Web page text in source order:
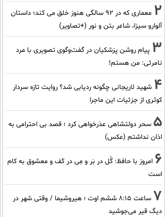
2
معماری که در 92 سالگی هنوز خلق می کند؛ داستان
آلوارو سیزا، شاعر بتن و نور (+تصاویر)
3 پیام روشن پزشکیان در گفت‌و‌گوی تصویری با مرد
نامرئی: من هستم!
4 شهید لاریجانی چگونه ردیابی شد؟ روایت تازه سردار
کوثری از جزئیات این ماجرا
5 سحر دولتشاهی عذرخواهی کرد ؛ قصد بی احترامی به
اذان نداشتم (عکس)
6 امروز با حافظ: گُل در بَر و مِی در کَف و معشوق به کام
است
7
ساعت ۸:۱۵ ششم اوت ؛ هیروشیما / وقتی شهر در
دیگ قیر می‌جوشید